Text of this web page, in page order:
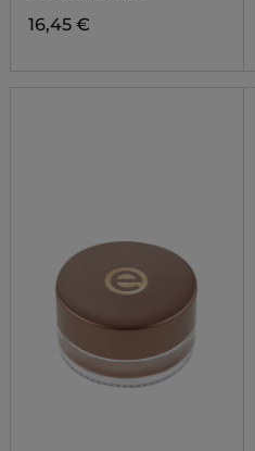
16,45 €